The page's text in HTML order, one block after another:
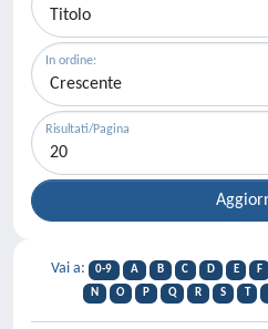
In ordine:
Risultati/Pagina
Vai a: 0-9 A B C D E F
N
O P Q R S T